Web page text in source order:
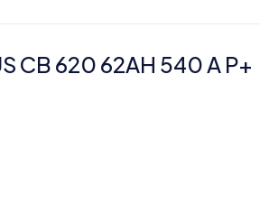
CB 620 62AH 540 A P+